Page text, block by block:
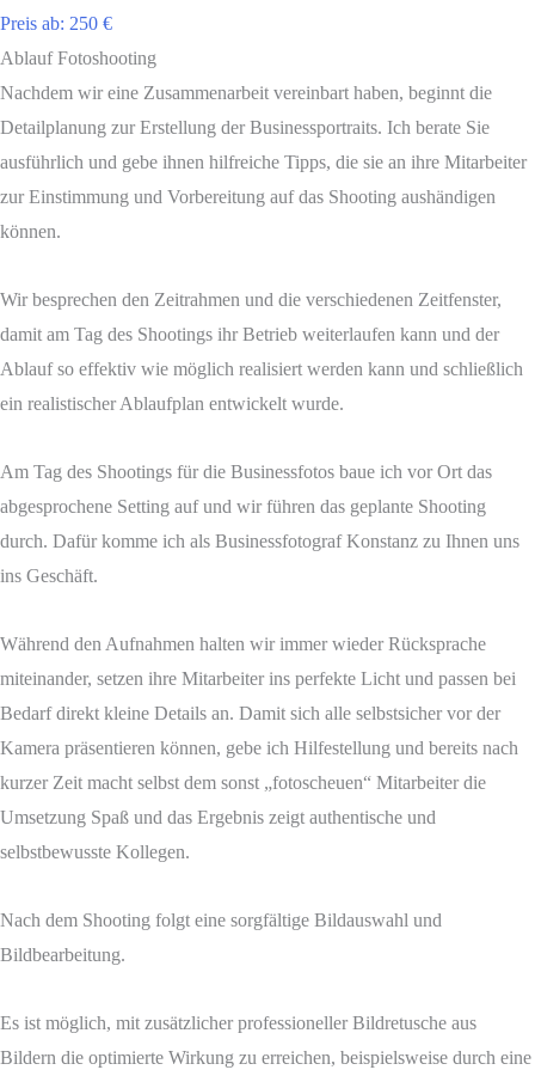
Preis ab: 250 €
Ablauf Fotoshooting
Nachdem wir eine Zusammenarbeit vereinbart haben, beginnt die
Detailplanung zur Erstellung der Businessportraits. Ich berate Sie
ausführlich und gebe ihnen hilfreiche Tipps, die sie an ihre Mitarbeiter
zur Einstimmung und Vorbereitung auf das Shooting aushändigen
können.
Wir besprechen den Zeitrahmen und die verschiedenen Zeitfenster,
damit am Tag des Shootings ihr Betrieb weiterlaufen kann und der
Ablauf so effektiv wie möglich realisiert werden kann und schließlich
ein realistischer Ablaufplan entwickelt wurde.
Am Tag des Shootings für die Businessfotos baue ich vor Ort das
abgesprochene Setting auf und wir führen das geplante Shooting
durch. Dafür komme ich als Businessfotograf Konstanz zu Ihnen uns
ins Geschäft.
Während den Aufnahmen halten wir immer wieder Rücksprache
miteinander, setzen ihre Mitarbeiter ins perfekte Licht und passen bei
Bedarf direkt kleine Details an. Damit sich alle selbstsicher vor der
Kamera präsentieren können, gebe ich Hilfestellung und bereits nach
kurzer Zeit macht selbst dem sonst „fotoscheuen“ Mitarbeiter die
Umsetzung Spaß und das Ergebnis zeigt authentische und
selbstbewusste Kollegen.
Nach dem Shooting folgt eine sorgfältige Bildauswahl und
Bildbearbeitung.
Es ist möglich, mit zusätzlicher professioneller Bildretusche aus
Bildern die optimierte Wirkung zu erreichen, beispielsweise durch eine